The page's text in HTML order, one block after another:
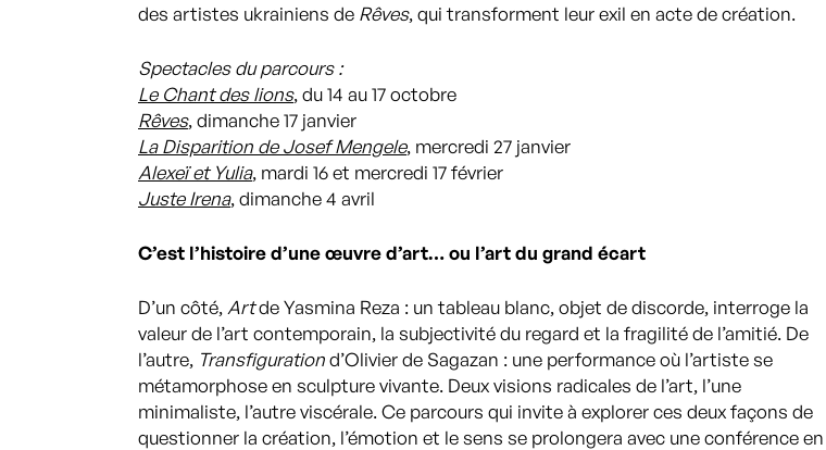
des artistes ukrainiens de Rêves, qui transforment leur exil en acte de création.
Spectacles du parcours :
Le Chant des lions, du 14 au 17 octobre
Rêves, dimanche 17 janvier
La Disparition de Josef Mengele, mercredi 27 janvier
Alexeï et Yulia, mardi 16 et mercredi 17 février
Juste Irena, dimanche 4 avril
C’est l’histoire d’une œuvre d’art… ou l’art du grand écart
D’un côté, Artde Yasmina Reza : un tableau blanc, objet de discorde, interroge la
valeur de l’art contemporain, la subjectivité du regard et la fragilité de l’amitié. De
l’autre, Transfigurationd’Olivier de Sagazan : une performance où l’artiste se
métamorphose en sculpture vivante. Deux visions radicales de l’art, l’une
minimaliste, l’autre viscérale. Ce parcours qui invite à explorer ces deux façons de
questionner la création, l’émotion et le sens se prolongera avec une conférence en